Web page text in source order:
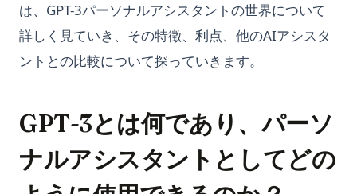
は、GPT-3パーソナルアシスタントの世界について
詳しく見ていき、その特徴、利点、他のAIアシスタ
ントとの比較について探っていきます。
GPT-3とは何であり、パーソ
ナルアシスタントとしてどの